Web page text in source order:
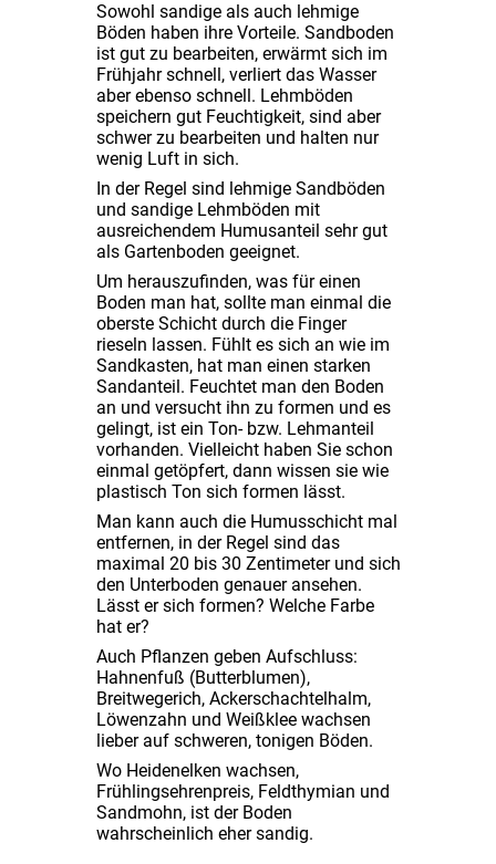
Sowohl sandige als auch lehmige
Böden haben ihre Vorteile. Sandboden
ist gut zu bearbeiten, erwärmt sich im
Frühjahr schnell, verliert das Wasser
aber ebenso schnell. Lehmböden
speichern gut Feuchtigkeit, sind aber
schwer zu bearbeiten und halten nur
wenig Luft in sich.
In der Regel sind lehmige Sandböden
und sandige Lehmböden mit
ausreichendem Humusanteil sehr gut
als Gartenboden geeignet.
Um herauszufinden, was für einen
Boden man hat, sollte man einmal die
oberste Schicht durch die Finger
rieseln lassen. Fühlt es sich an wie im
Sandkasten, hat man einen starken
Sandanteil. Feuchtet man den Boden
an und versucht ihn zu formen und es
gelingt, ist ein Ton- bzw. Lehmanteil
vorhanden. Vielleicht haben Sie schon
einmal getöpfert, dann wissen sie wie
plastisch Ton sich formen lässt.
Man kann auch die Humusschicht mal
entfernen, in der Regel sind das
maximal 20 bis 30 Zentimeter und sich
den Unterboden genauer ansehen.
Lässt er sich formen? Welche Farbe
hat er?
Auch Pflanzen geben Aufschluss:
Hahnenfuß (Butterblumen),
Breitwegerich, Ackerschachtelhalm,
Löwenzahn und Weißklee wachsen
lieber auf schweren, tonigen Böden.
Wo Heidenelken wachsen,
Frühlingsehrenpreis, Feldthymian und
Sandmohn, ist der Boden
wahrscheinlich eher sandig.